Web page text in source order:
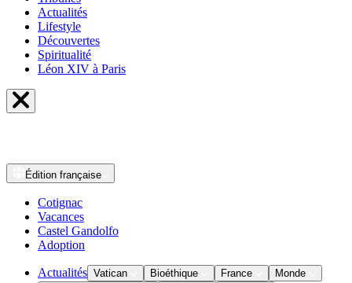
Actualités
Lifestyle
Découvertes
Spiritualité
Léon XIV à Paris
Édition française
Cotignac
Vacances
Castel Gandolfo
Adoption
Actualités Vatican Bioéthique France
Monde